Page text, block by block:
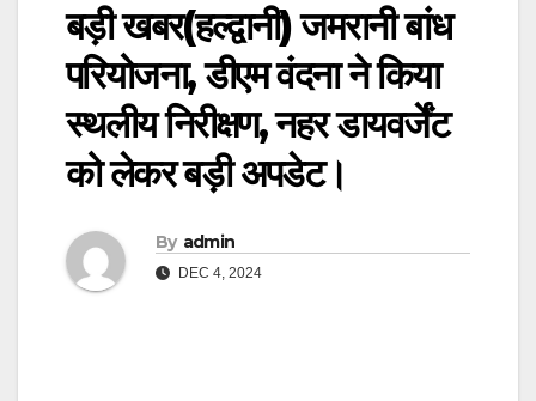
बड़ी खबर(हल्द्वानी) जमरानी बांध
परियोजना, डीएम वंदना ने किया
स्थलीय निरीक्षण, नहर डायवर्जेंट
को लेकर बड़ी अपडेट।
By admin
DEC 4, 2024